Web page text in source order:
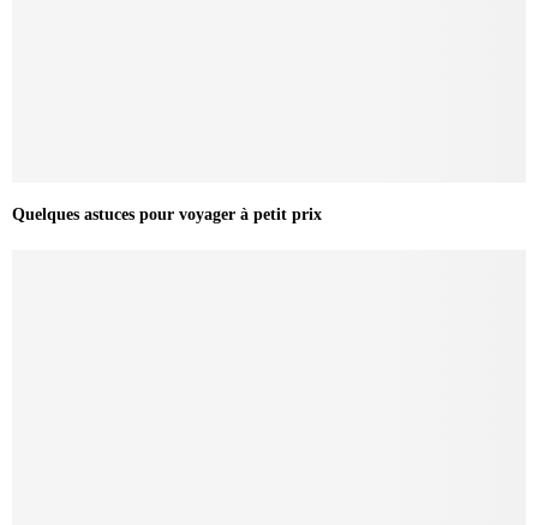
Quelques astuces pour voyager à petit prix